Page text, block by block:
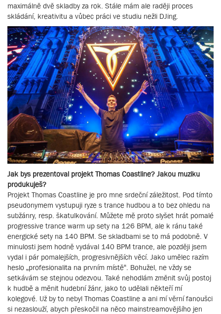
maximálně dvě skladby za rok. Stále mám ale raději proces
skládání, kreativitu a vůbec práci ve studiu nežli DJing.
Jak bys prezentoval projekt Thomas Coastline? Jakou muziku
produkuješ?
Projekt Thomas Coastline je pro mne srdeční záležitost. Pod tímto
pseudonymem vystupuji ryze s trance hudbou a to bez ohledu na
subžánry, resp. škatulkování. Můžete mě proto slyšet hrát pomalé
progressive trance warm up sety na 126 BPM, ale k ránu také
energické sety na 140 BPM. Se skladbami se to má podobně. V
minulosti jsem hodně vydával 140 BPM trance, ale později jsem
vydal i pár pomalejších, progresivnějších věcí. Jako umělec razím
heslo „profesionalita na prvním místě“. Bohužel, ne vždy se
setkávám se stejnou odezvou. Také nehodlám změnit svůj postoj
k hudbě a měnit hudební žánr, jako to udělali někteří mí
kolegové. Už by to nebyl Thomas Coastline a ani mí věrní fanoušci
si nezaslouží, abych přeskočil na něco mainstreamovějšího jen